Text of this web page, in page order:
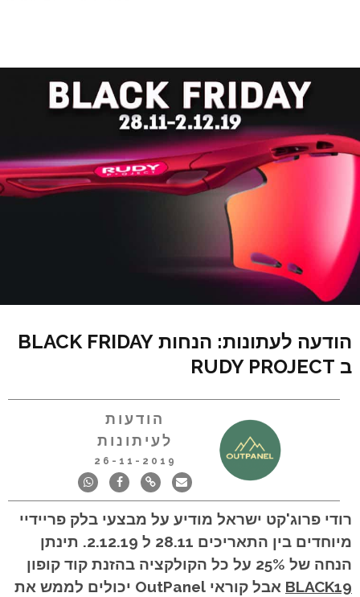
הודעה לעתונות: הנחות BLACK FRIDAY
ב RUDY PROJECT
הודעות
לעיתונות
26-11-2019
רודי פרוג'קט ישראל מודיע על מבצעי בלק פריידיי
מיוחדים בין התאריכים 28.11 ל 2.12.19. תינתן
הנחה של 25% על כל הקולקציה בהזנת קוד קופון
BLACK19
אבל קוראי OutPanel יכולים לממש את